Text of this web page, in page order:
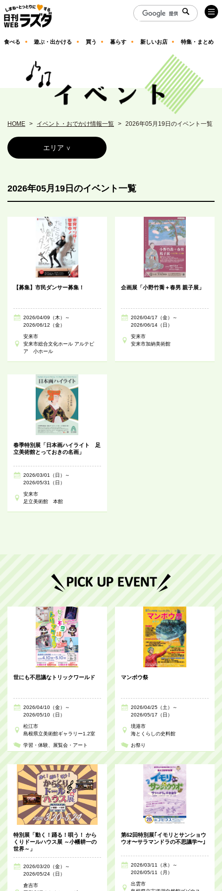
食べる 遊ぶ・出かける 買う 暮らす 新しいお店 特集・まとめ
HOME イベント・おでかけ情報一覧 2026年05月19日のイベント一覧
エリア
2026年05月19日のイベント一覧
【募集】市民ダンサー募集！
2026/04/09（木）～
2026/06/12（金）
安来市
安来市総合文化ホール アルテピ
ア 小ホール
企画展「小野竹喬＋春男 親子展」
2026/04/17（金）～
2026/06/14（日）
安来市
安来市加納美術館
春季特別展「日本画ハイライト 足
立美術館とっておきの名画」
2026/03/01（日）～
2026/05/31（日）
安来市
足立美術館 本館
世にも不思議なトリックワールド
2026/04/10（金）～
2026/05/10（日）
松江市
島根県立美術館ギャラリー1.2室
学習・体験 展覧会・アート
マンボウ祭
2026/04/25（土）～
2026/05/17（日）
境港市
海とくらしの史料館
お祭り
特別展「動く！踊る！唄う！ から
くりドールハウス展 ～小幡耕一の
世界～」
2026/03/20（金）～
2026/05/24（日）
倉吉市
第62回特別展｢イモリとサンショウ
ウオ〜サラマンドラの不思議学〜｣
2026/03/11（水）～
2026/05/11（月）
出雲市